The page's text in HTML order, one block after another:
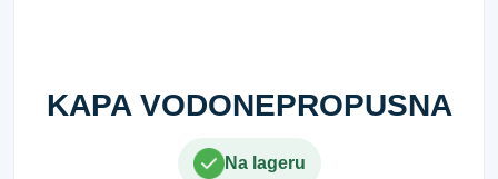
KAPA VODONEPROPUSNA
Na lageru